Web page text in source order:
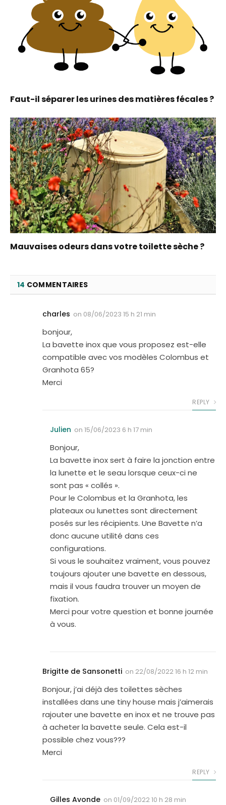
Faut-il séparer les urines des matières fécales ?
Mauvaises odeurs dans votre toilette sèche ?
14 COMMENTAIRES
charles on 08/06/2023 15 h 21 min
bonjour,
La bavette inox que vous proposez est-elle
compatible avec vos modèles Colombus et
Granhota 65?
Merci
REPLY
Julien on 15/06/2023 6 h 17 min
Bonjour,
La bavette inox sert à faire la jonction entre
la lunette et le seau lorsque ceux-ci ne
sont pas « collés ».
Pour le Colombus et la Granhota, les
plateaux ou lunettes sont directement
posés sur les récipients. Une Bavette n’a
donc aucune utilité dans ces
configurations.
Si vous le souhaitez vraiment, vous pouvez
toujours ajouter une bavette en dessous,
mais il vous faudra trouver un moyen de
fixation.
Merci pour votre question et bonne journée
à vous.
Brigitte de Sansonetti on 22/08/2022 16 h 12 min
Bonjour, j’ai déjà des toilettes sèches
installées dans une tiny house mais j’aimerais
rajouter une bavette en inox et ne trouve pas
à acheter la bavette seule. Cela est-il
possible chez vous???
Merci
REPLY
Gilles Avonde on 01/09/2022 10 h 28 min